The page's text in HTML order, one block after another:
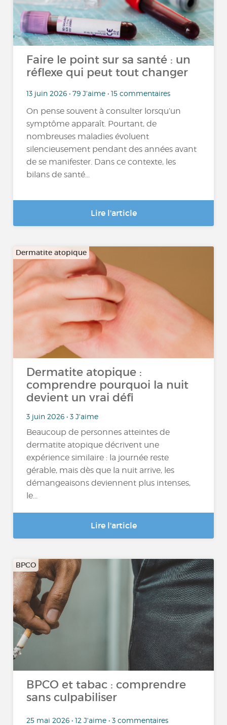
Faire le point sur sa santé : un
réflexe qui peut tout changer
13 juin 2026 • 79 J'aime • 15 commentaires
On pense souvent à consulter lorsqu’un
symptôme apparaît. Pourtant, de
nombreuses maladies évoluent
silencieusement pendant des années avant
de se manifester. Dans ce contexte, les
bilans de santé...
Lire l'article
Dermatite atopique
Dermatite atopique :
comprendre pourquoi la nuit
devient un vrai défi
3 juin 2026 • 3 J'aime
Beaucoup de personnes atteintes de
dermatite atopique décrivent une
expérience similaire : la journée reste
gérable, mais dès que la nuit arrive, les
démangeaisons deviennent plus intenses,
le...
Lire l'article
BPCO
BPCO et tabac : comprendre
sans culpabiliser
25 mai 2026 • 12 J'aime • 3 commentaires